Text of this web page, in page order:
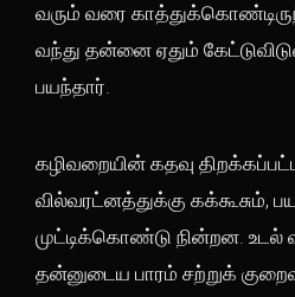
வரும் வரை
வந்து தன்னை ஏதும்
பயந்தார்.
கழிவறையின் கதவு
வில்வரட்னத்துக்கு கக்கூசும்,
முட்டிக்கொண்டு நின்றன. உடல்
தன்னுடைய பாரம் சற்றுக்